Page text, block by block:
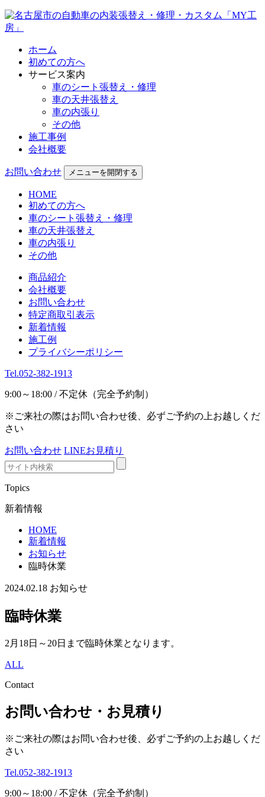
ホーム
初めての方へ
サービス案内
車のシート張替え・修理
車の天井張替え
車の内張り
その他
施工事例
会社概要
お問い合わせ メニューを開閉する
HOME
初めての方へ
車のシート張替え・修理
車の天井張替え
車の内張り
その他
商品紹介
会社概要
お問い合わせ
特定商取引表示
新着情報
施工例
プライバシーポリシー
Tel.052-382-1913
9:00～18:00 / 不定休（完全予約制）
※ご来社の際はお問い合わせ後、必ずご予約の上お越しくだ
さい
お問い合わせ LINEお見積り
Topics
新着情報
HOME
新着情報
お知らせ
臨時休業
2024.02.18 お知らせ
臨時休業
2月18日～20日まで臨時休業となります。
ALL
Contact
お問い合わせ・お見積り
※ご来社の際はお問い合わせ後、必ずご予約の上お越しくだ
さい
Tel.052-382-1913
9:00～18:00 / 不定休（完全予約制）